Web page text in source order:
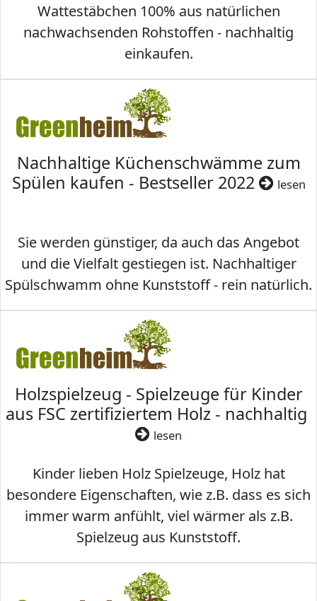
Wattestäbchen 100% aus natürlichen
nachwachsenden Rohstoffen - nachhaltig
einkaufen.
Nachhaltige Küchenschwämme zum
Spülen kaufen - Bestseller 2022
lesen
Sie werden günstiger, da auch das Angebot
und die Vielfalt gestiegen ist. Nachhaltiger
Spülschwamm ohne Kunststoff - rein natürlich.
Holzspielzeug - Spielzeuge für Kinder
aus FSC zertifiziertem Holz - nachhaltig
lesen
Kinder lieben Holz Spielzeuge, Holz hat
besondere Eigenschaften, wie z.B. dass es sich
immer warm anfühlt, viel wärmer als z.B.
Spielzeug aus Kunststoff.